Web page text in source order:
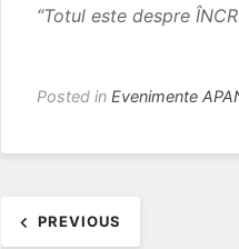
“Totul este despre
Posted in Evenimente
PREVIOUS